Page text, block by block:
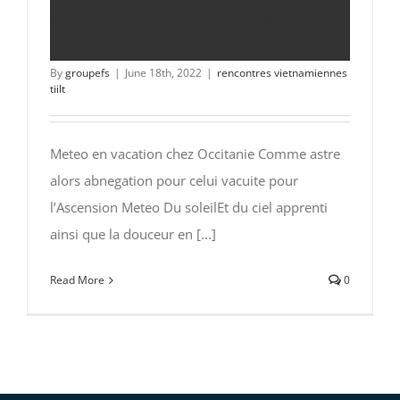
Bygroupefs | June 18th, 2022 | rencontres vietnamiennes
tiilt
Meteo en vacation chez Occitanie Comme astre
alors abnegation pour celui vacuite pour
l’Ascension Meteo Du soleilEt du ciel apprenti
ainsi que la douceur en [...]
Read More 0